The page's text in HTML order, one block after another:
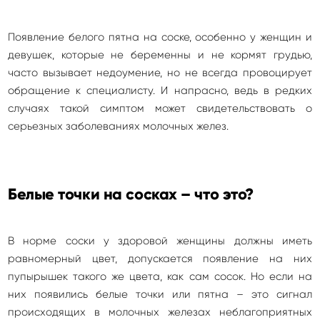
Появление белого пятна на соске, особенно у женщин и
девушек, которые не беременны и не кормят грудью,
часто вызывает недоумение, но не всегда провоцирует
обращение к специалисту. И напрасно, ведь в редких
случаях такой симптом может свидетельствовать о
серьезных заболеваниях молочных желез.
Белые точки на сосках – что это?
В норме соски у здоровой женщины должны иметь
равномерный цвет, допускается появление на них
пупырышек такого же цвета, как сам сосок. Но если на
них появились белые точки или пятна – это сигнал
происходящих в молочных железах неблагоприятных